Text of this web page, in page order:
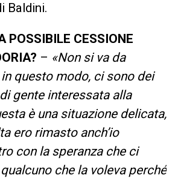
Baldini.
POSSIBILE CESSIONE
– «Non si va da
questo modo, ci sono dei
gente interessata alla
è una situazione delicata,
ero rimasto anch’io
con la speranza che ci
che la voleva perché